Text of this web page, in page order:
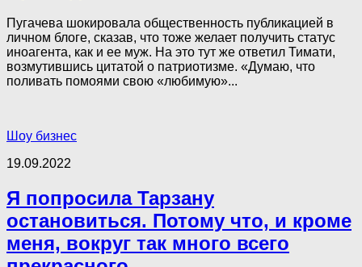
Пугачева шокировала общественность публикацией в
личном блоге, сказав, что тоже желает получить статус
иноагента, как и ее муж. На это тут же ответил Тимати,
возмутившись цитатой о патриотизме. «Думаю, что
поливать помоями свою «любимую»...
Шоу бизнес
19.09.2022
Я попросила Тарзану
остановиться. Потому что, и кроме
меня, вокруг так много всего